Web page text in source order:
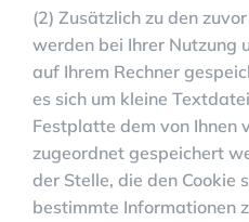
(2) Zusätzlich zu den
werden bei Ihrer Nutzung
auf Ihrem Rechner
es sich um kleine
Festplatte dem von Ihnen
zugeordnet gespeichert
der Stelle, die den Cookie
bestimmte Informationen